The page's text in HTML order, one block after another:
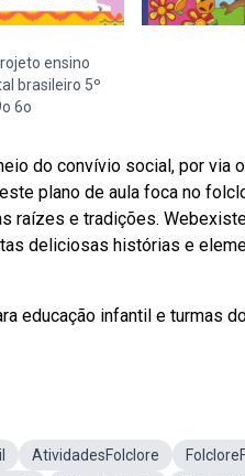
ensino
brasileiro 5º
6o
do convívio social, por via
plano de aula foca no
raízes e tradições.
deliciosas histórias e
educação infantil e turmas
AtividadesFolclore